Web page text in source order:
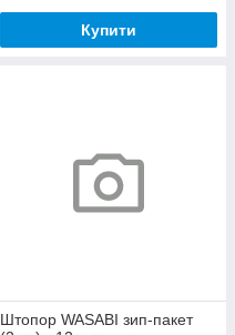
Купити
Штопор WASABI зип-пакет